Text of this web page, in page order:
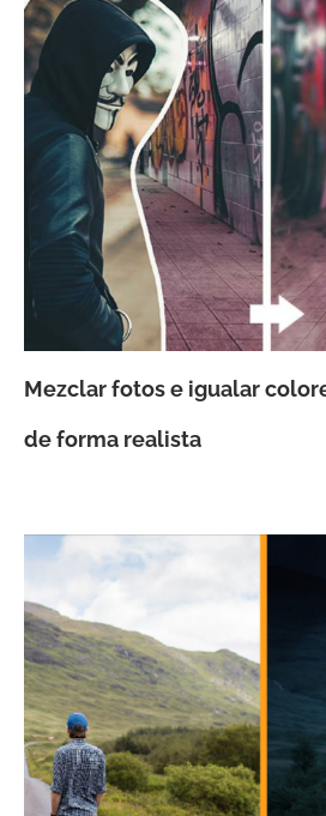
Mezclar fotos e igualar
de forma realista